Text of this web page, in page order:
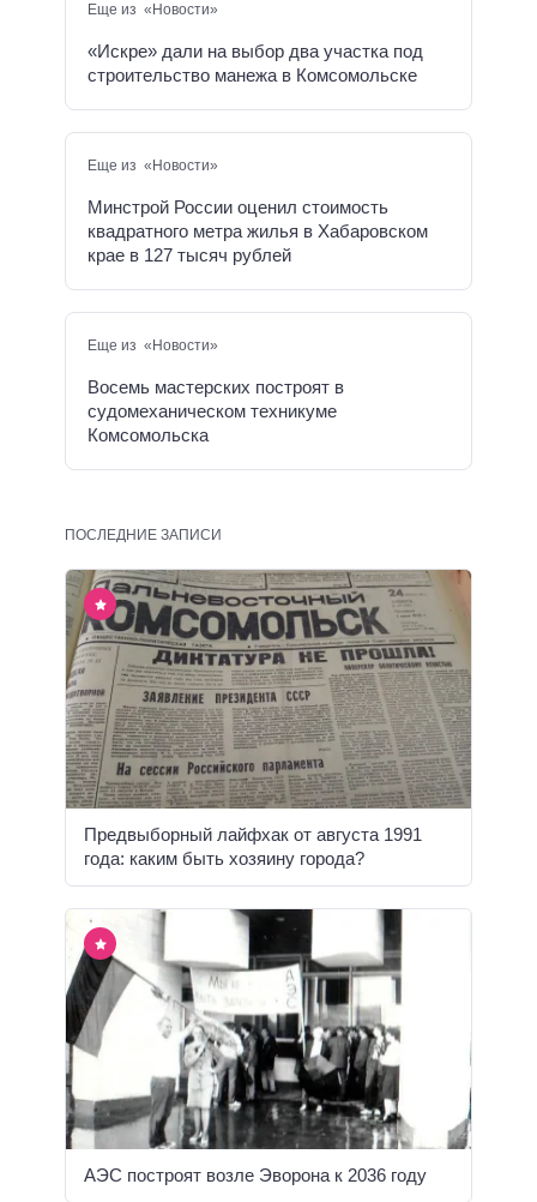
Еще из «Новости»
«Искре» дали на выбор два участка под
строительство манежа в Комсомольске
Еще из «Новости»
Минстрой России оценил стоимость
квадратного метра жилья в Хабаровском
крае в 127 тысяч рублей
Еще из «Новости»
Восемь мастерских построят в
судомеханическом техникуме
Комсомольска
ПОСЛЕДНИЕ ЗАПИСИ
Предвыборный лайфхак от августа 1991
года: каким быть хозяину города?
АЭС построят возле Эворона к 2036 году